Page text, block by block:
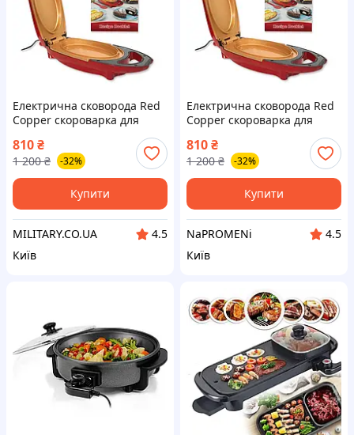
Електрична сковорода Red
Copper скороварка для
810₴
1 200 ₴ -32%
Купити
MILITARY.CO.UA
4.5
Київ
Електрична сковорода Red
Copper скороварка для
810₴
1 200 ₴ -32%
Купити
NaPROMENi
4.5
Київ